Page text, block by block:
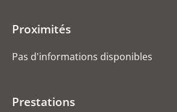
Proximités
Pas d'informations disponibles
Prestations